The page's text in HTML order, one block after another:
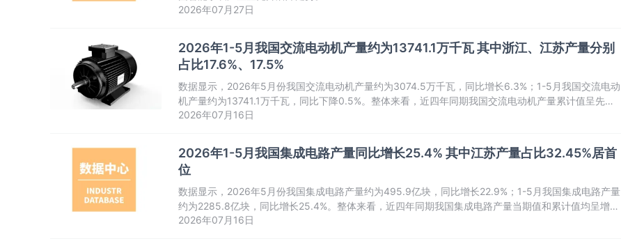
2026年07月27日
2026年1-5月我国交流电动机产量约为13741.1万千瓦 其中浙江、江苏产量分别
占比17.6%、17.5%
数据显示，2026年5月份我国交流电动机产量约为3074.5万千瓦，同比增长6.3%；1-5月我国交流电动
机产量约为13741.1万千瓦，同比下降0.5%。整体来看，近四年同期我国交流电动机产量累计值呈先降
后升再降走势。
2026年07月16日
2026年1-5月我国集成电路产量同比增长25.4% 其中江苏产量占比32.45%居首
位
数据显示，2026年5月份我国集成电路产量约为495.9亿块，同比增长22.9%；1-5月我国集成电路产量
约为2285.8亿块，同比增长25.4%。整体来看，近四年同期我国集成电路产量当期值和累计值均呈增长
走势。
2026年07月16日